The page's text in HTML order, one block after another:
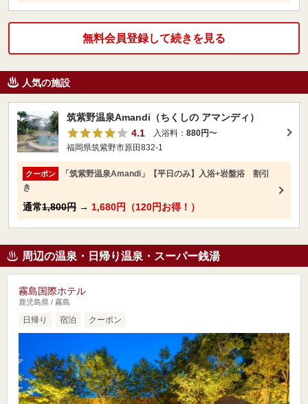
無料会員登録して続きを見る
人気の施設
筑紫野温泉Amandi（ちくしの アマンディ）
4.1
入浴料： 880円〜
福岡県筑紫野市原田832-1
クーポン
「筑紫野温泉Amandi」【平日のみ】入浴+岩盤浴 割引
き
通常1,800円 → 1,680円（120円お得！）
周辺の温泉・日帰り温泉・スーパー銭湯
霧島国際ホテル
鹿児島県 / 霧島
日帰り 宿泊 クーポン